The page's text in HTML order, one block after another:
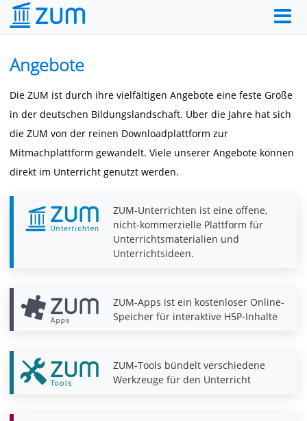
Angebote
Die ZUM ist durch ihre vielfältigen Angebote eine feste Größe
in der deutschen Bildungslandschaft. Über die Jahre hat sich
die ZUM von der reinen Downloadplattform zur
Mitmachplattform gewandelt. Viele unserer Angebote können
direkt im Unterricht genutzt werden.
ZUM-Unterrichten ist eine offene,
nicht-kommerzielle Plattform für
Unterrichtsmaterialien und
Unterrichtsideen.
ZUM-Apps ist ein kostenloser Online-
Speicher für interaktive H5P-Inhalte
ZUM-Tools bündelt verschiedene
Werkzeuge für den Unterricht